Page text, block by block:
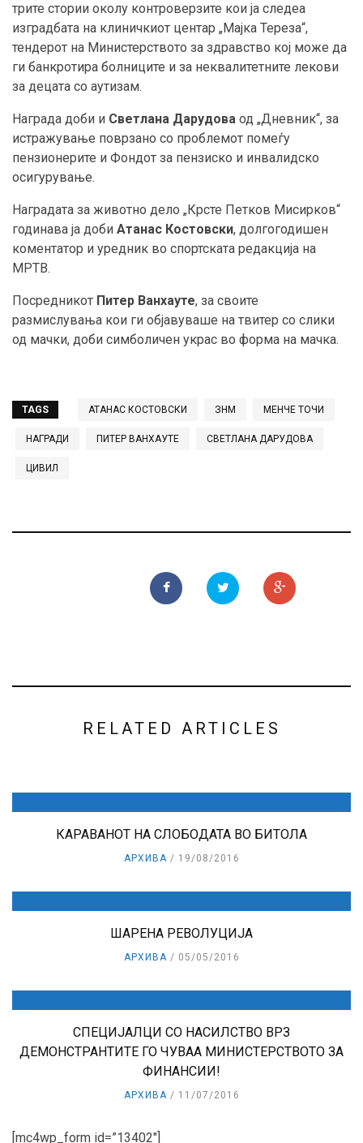
трите стории околу контроверзите кои ја следеа
изградбата на клиничкиот центар „Мајка Тереза“,
тендерот на Министерството за здравство кој може да
ги банкротира болниците и за неквалитетните лекови
за децата со аутизам.
Награда доби и Светлана Дарудова од „Дневник“, за
истражување поврзано со проблемот помеѓу
пензионерите и Фондот за пензиско и инвалидско
осигурување.
Наградата за животно дело „Крсте Петков Мисирков“
годинава ја доби Атанас Костовски, долгогодишен
коментатор и уредник во спортската редакција на
МРТВ.
Посредникот Питер Ванхауте, за своите
размислувања кои ги објавуваше на твитер со слики
од мачки, доби симболичен украс во форма на мачка.
TAGS АТАНАС КОСТОВСКИ ЗНМ МЕНЧЕ ТОЧИ
НАГРАДИ ПИТЕР ВАНХАУТЕ СВЕТЛАНА ДАРУДОВА
ЦИВИЛ
RELATED ARTICLES
КАРАВАНОТ НА СЛОБОДАТА ВО БИТОЛА
АРХИВА 19/08/2016
ШАРЕНА РЕВОЛУЦИЈА
АРХИВА 05/05/2016
СПЕЦИЈАЛЦИ СО НАСИЛСТВО ВРЗ
ДЕМОНСТРАНТИТЕ ГО ЧУВАА МИНИСТЕРСТВОТО ЗА
ФИНАНСИИ!
АРХИВА 11/07/2016
[mc4wp_form id=”13402″]